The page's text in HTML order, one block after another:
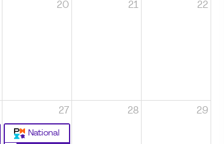
20 21 22
27
National
28 29